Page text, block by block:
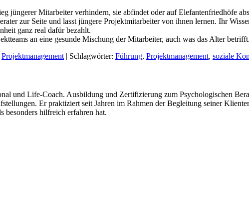
jüngerer Mitarbeiter verhindern, sie abfindet oder auf Elefantenfriedhöfe
zur Seite und lasst jüngere Projektmitarbeiter von ihnen lernen. Ihr
ganz real dafür bezahlt.
an eine gesunde Mischung der Mitarbeiter, auch was das Alter betrifft.
Projektmanagement | Schlagwörter: Führung, Projektmanagement, soziale
und Life-Coach. Ausbildung und Zertifizierung zum Psychologischen
Er praktiziert seit Jahren im Rahmen der Begleitung seiner
besonders hilfreich erfahren hat.